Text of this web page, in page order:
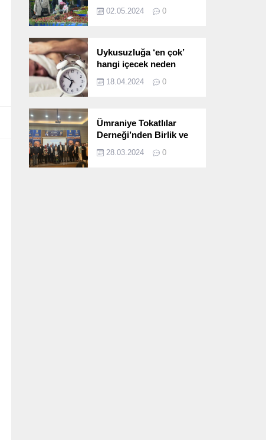
02.05.2024 0
Uykusuzluğa ‘en çok’
hangi içecek neden
18.04.2024 0
Ümraniye Tokatlılar
Derneği’nden Birlik ve
Programı
28.03.2024 0